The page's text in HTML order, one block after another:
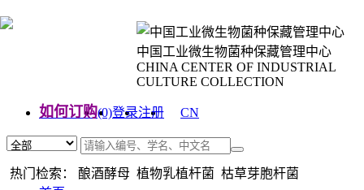
中国工业微生物菌种保藏管理中心
CHINA CENTER OF INDUSTRIAL
CULTURE COLLECTION
如何订购(0)登录注册
CN
热门检索： 酿酒酵母 植物乳植杆菌 枯草芽胞杆菌